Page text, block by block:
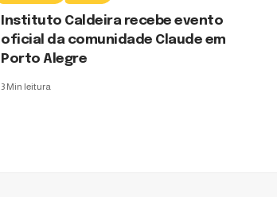
Instituto Caldeira recebe evento
oficial da comunidade Claude em
Porto Alegre
3 Min leitura